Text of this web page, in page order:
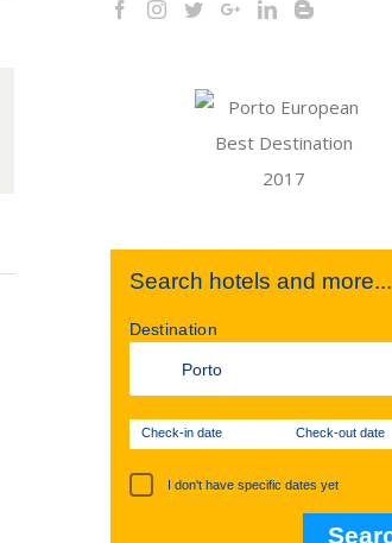
Search hotels and more...
Destination
Check-in date Check-out date
I don't have specific dates yet